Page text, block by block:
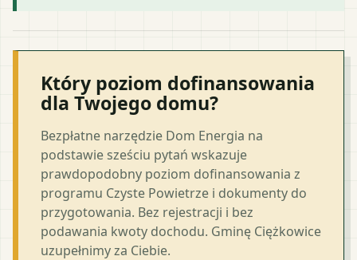
Który poziom dofinansowania
dla Twojego domu?
Bezpłatne narzędzie Dom Energia na
podstawie sześciu pytań wskazuje
prawdopodobny poziom dofinansowania z
programu Czyste Powietrze i dokumenty do
przygotowania. Bez rejestracji i bez
podawania kwoty dochodu. Gminę Ciężkowice
uzupełnimy za Ciebie.